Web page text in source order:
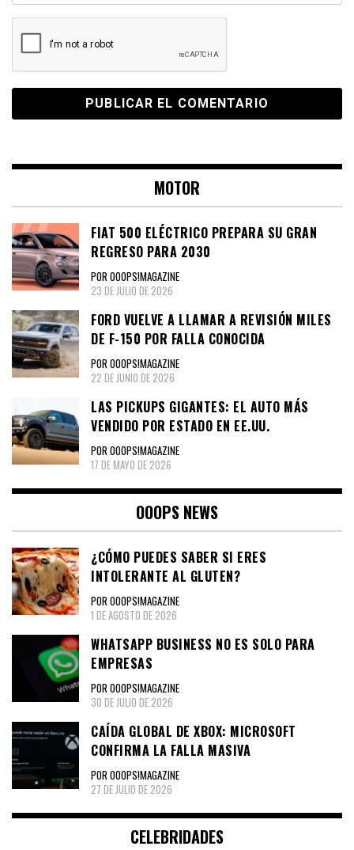
MOTOR
FIAT 500 ELÉCTRICO PREPARA SU GRAN
REGRESO PARA 2030
POR OOOPS!MAGAZINE
23 DE JULIO DE 2026
FORD VUELVE A LLAMAR A REVISIÓN MILES
DE F-150 POR FALLA CONOCIDA
POR OOOPS!MAGAZINE
22 DE JUNIO DE 2026
LAS PICKUPS GIGANTES: EL AUTO MÁS
VENDIDO POR ESTADO EN EE.UU.
POR OOOPS!MAGAZINE
17 DE MAYO DE 2026
OOOPS NEWS
¿CÓMO PUEDES SABER SI ERES
INTOLERANTE AL GLUTEN?
POR OOOPS!MAGAZINE
1 DE AGOSTO DE 2026
WHATSAPP BUSINESS NO ES SOLO PARA
EMPRESAS
POR OOOPS!MAGAZINE
30 DE JULIO DE 2026
CAÍDA GLOBAL DE XBOX: MICROSOFT
CONFIRMA LA FALLA MASIVA
POR OOOPS!MAGAZINE
27 DE JULIO DE 2026
CELEBRIDADES